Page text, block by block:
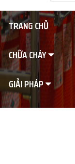
TRANG CHỦ
CHỮA CHÁY
GIẢI PHÁP